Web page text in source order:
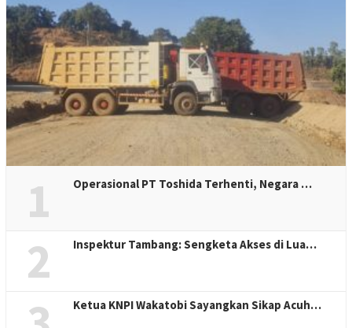
1 Operasional PT Toshida Terhenti, Negara …
2 Inspektur Tambang: Sengketa Akses di Lua…
Ketua KNPI Wakatobi Sayangkan Sikap Acuh…